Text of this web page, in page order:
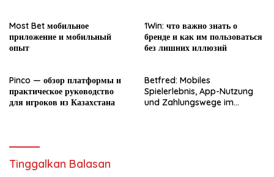
Most Bet мобильное
приложение и мобильный
опыт
1Win: что важно знать о
бренде и как им пользоваться
без лишних иллюзий
Pinco — обзор платформы и
практическое руководство
для игроков из Казахстана
Betfred: Mobiles
Spielerlebnis, App-Nutzung
und Zahlungswege im
Tinggalkan Balasan